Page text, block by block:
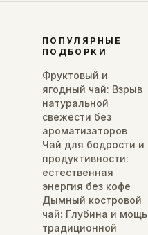
ПОПУЛЯРНЫЕ
ПОДБОРКИ
Фруктовый и
ягодный чай: Взрыв
натуральной
свежести без
ароматизаторов
Чай для бодрости и
продуктивности:
естественная
энергия без кофе
Дымный костровой
чай: Глубина и мощь
традиционной